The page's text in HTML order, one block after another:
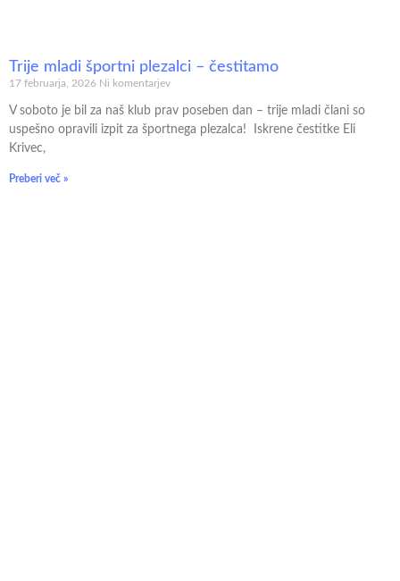
Trije mladi športni plezalci – čestitamo
17 februarja, 2026 Ni komentarjev
V soboto je bil za naš klub prav poseben dan – trije mladi člani so
uspešno opravili izpit za športnega plezalca! Iskrene čestitke Eli
Krivec,
Preberi več »